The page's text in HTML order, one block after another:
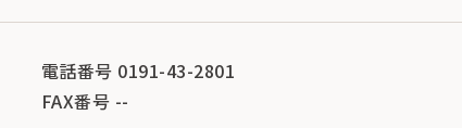
電話番号 0191-43-2801
FAX番号 --